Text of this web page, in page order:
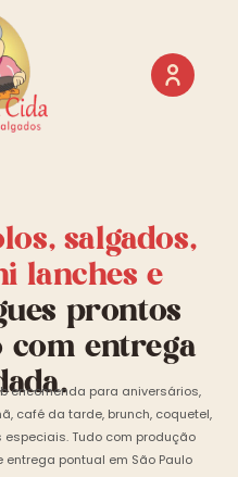
salgados,
lanches e
prontos
com entrega
encomenda para aniversários,
café da tarde, brunch, coquetel,
especiais. Tudo com produção
pontual em São Paulo